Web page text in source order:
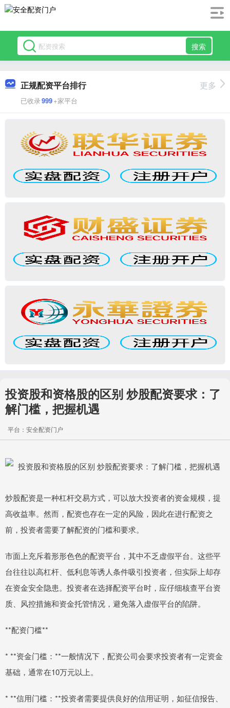
搜索
正规配资平台排行
已收录999+家平台
更多
投资股和资格股的区别 炒股配资要求：了
解门槛，把握机遇
平台：安全配资门户
炒股配资是一种杠杆交易方式，可以放大投资者的资金规模，提
高收益率。然而，配资也存在一定的风险，因此在进行配资之
前，投资者需要了解配资的门槛和要求。
市面上充斥着形形色色的配资平台，其中不乏虚假平台。这些平
台往往以高杠杆、低利息等诱人条件吸引投资者，但实际上却存
在资金安全隐患。投资者在选择配资平台时，应仔细核查平台资
质、风控措施和资金托管情况，避免落入虚假平台的陷阱。
**配资门槛**
* **资金门槛：**一般情况下，配资公司会要求投资者有一定资金
基础，通常在10万元以上。
* **信用门槛：**投资者需要提供良好的信用证明，如征信报告、